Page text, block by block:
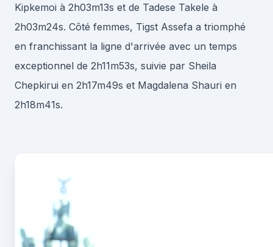
Kipkemoi à 2h03m13s et de Tadese Takele à
2h03m24s. Côté femmes, Tigst Assefa a triomphé
en franchissant la ligne d'arrivée avec un temps
exceptionnel de 2h11m53s, suivie par Sheila
Chepkirui en 2h17m49s et Magdalena Shauri en
2h18m41s.